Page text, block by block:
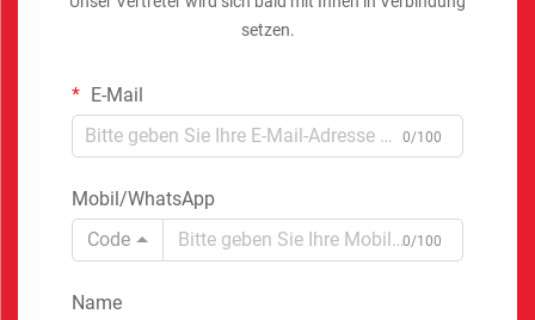
setzen.
E-Mail
0/100
Mobil/WhatsApp
Code
0/100
Name